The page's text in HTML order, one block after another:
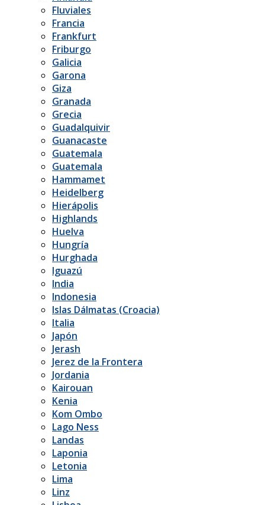
Fluviales
Francia
Frankfurt
Friburgo
Galicia
Garona
Giza
Granada
Grecia
Guadalquivir
Guanacaste
Guatemala
Guatemala
Hammamet
Heidelberg
Hierápolis
Highlands
Huelva
Hungría
Hurghada
Iguazú
India
Indonesia
Islas Dálmatas (Croacia)
Italia
Japón
Jerash
Jerez de la Frontera
Jordania
Kairouan
Kenia
Kom Ombo
Lago Ness
Landas
Laponia
Letonia
Lima
Linz